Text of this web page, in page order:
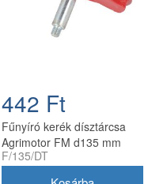
442 Ft
Fűnyíró kerék dísztárcsa
Agrimotor FM d135 mm
kerékhez utángyártott
F/135/DT